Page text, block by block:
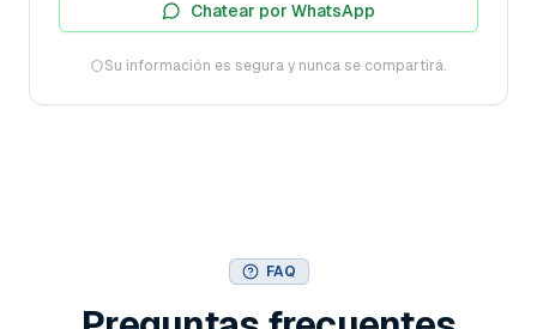
Chatear por WhatsApp
Su información es segura y nunca se compartirá.
FAQ